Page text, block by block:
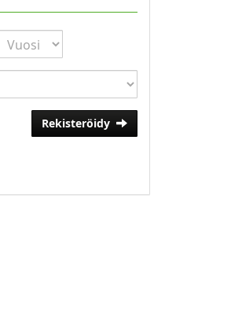
Rekisteröidy